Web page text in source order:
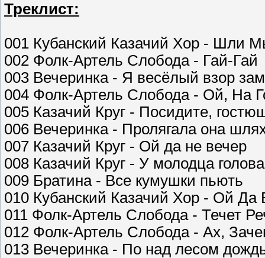
Треклист:
001 Кубанский Казачий Хор - Шли
002 Фолк-Артель Слобода - Гай-Гай
003 Вечеринка - Я весёлый взор
004 Фолк-Артель Слобода - Ой, На
005 Казачий Круг - Посидите,
006 Вечеринка - Пролягала она
007 Казачий Круг - Ой да не вечер
008 Казачий Круг - У молодца
009 Братина - Все кумушки пьють
010 Кубанский Казачий Хор - Ой
011 Фолк-Артель Слобода - Течет
012 Фолк-Артель Слобода - Ах,
013 Вечеринка - По над лесом